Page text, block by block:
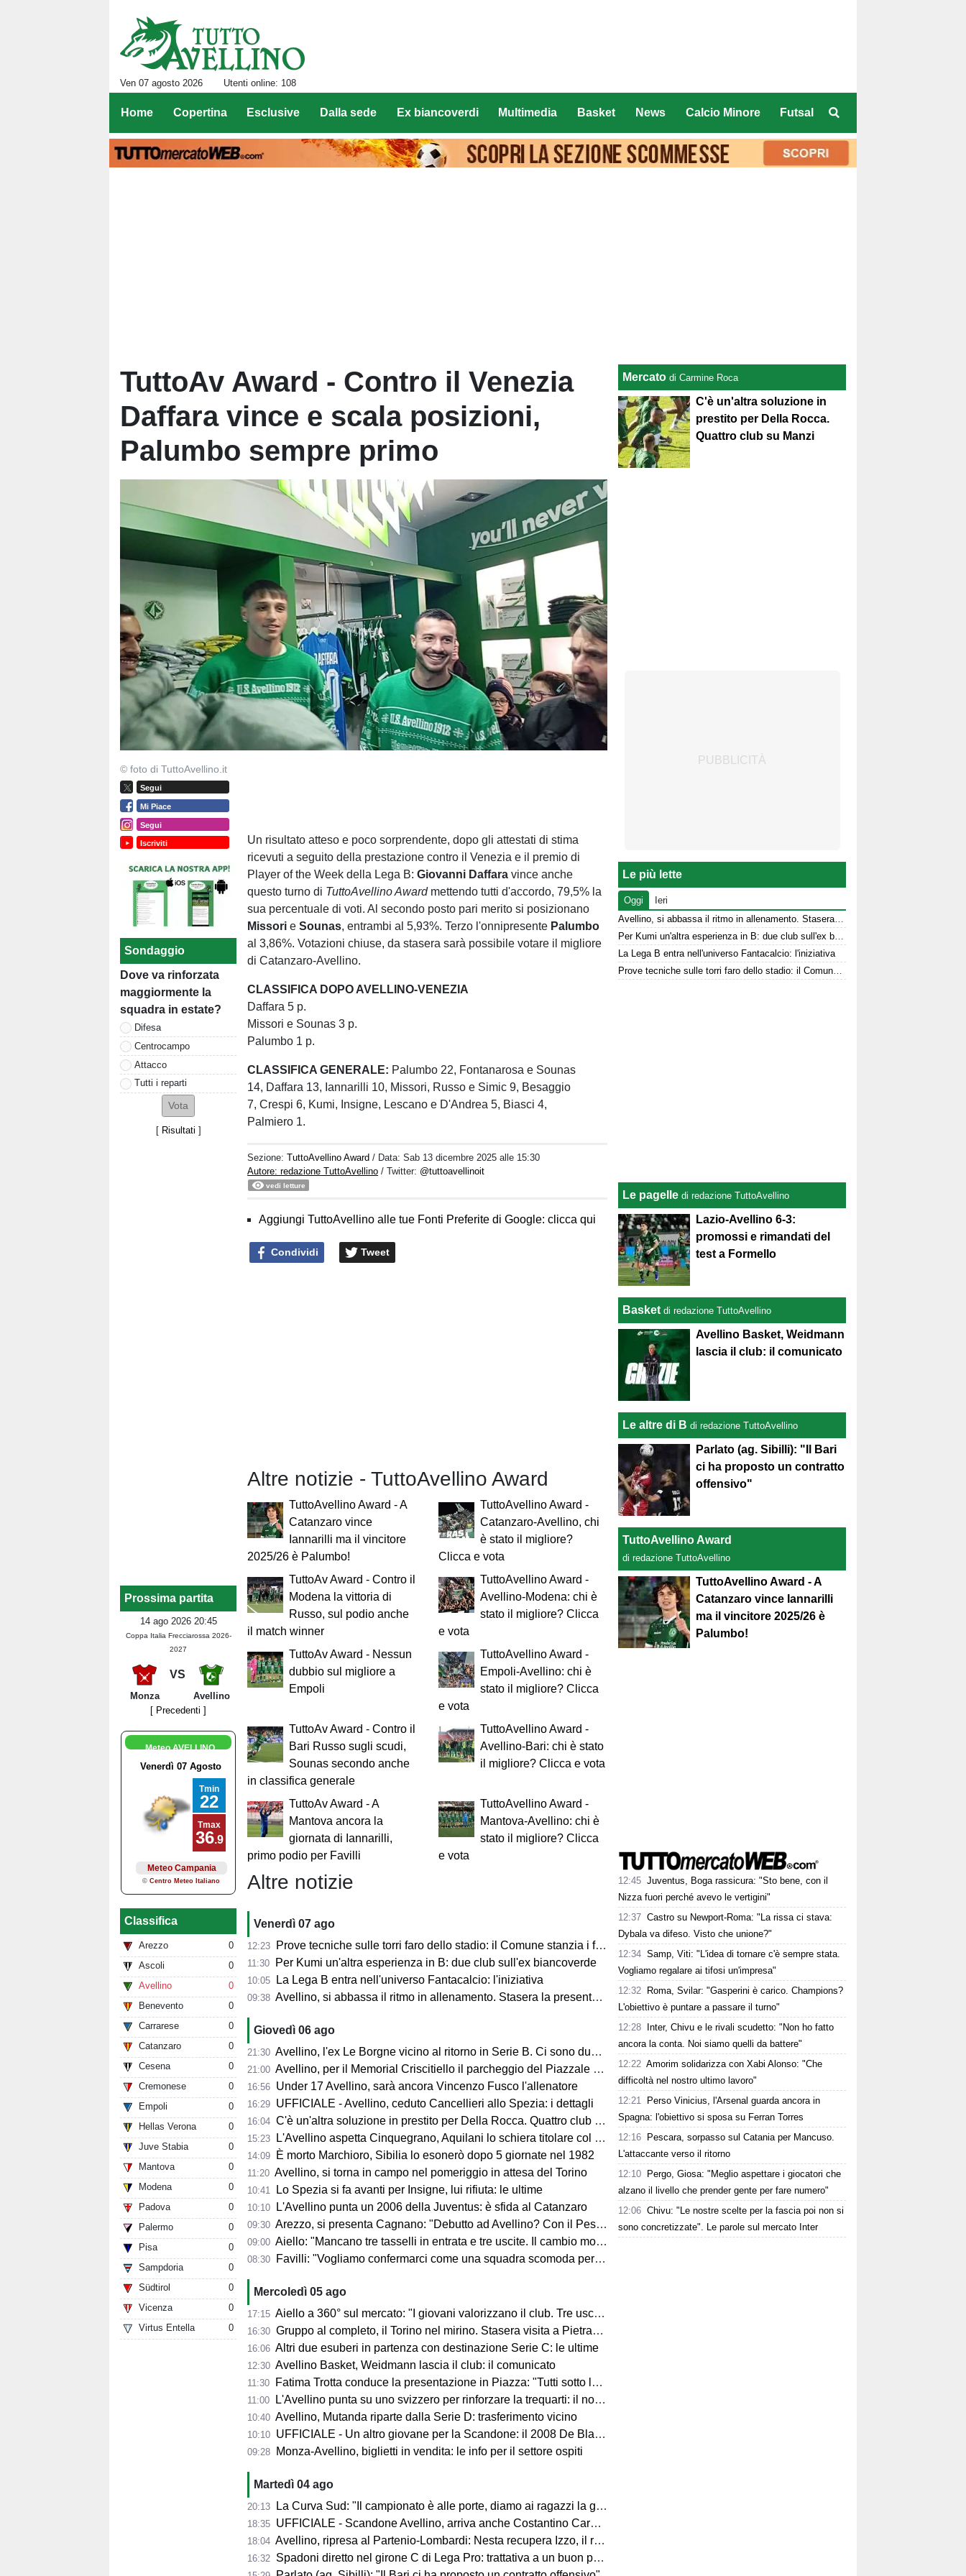
Ven 07 agosto 2026 Utenti online: 108
Home Copertina Esclusive Dalla sede Ex biancoverdi Multimedia Basket News Calcio Minore Futsal
TuttoAv Award - Contro il Venezia
Daffara vince e scala posizioni,
Palumbo sempre primo
© foto di TuttoAvellino.it
Segui
Mi Piace
Segui
Iscriviti
Sondaggio
Dove va rinforzata
maggiormente la
squadra in estate?
Difesa
Centrocampo
Attacco
Tutti i reparti
[ Risultati ]
Prossima partita
14 ago 2026 20:45
Coppa Italia Frecciarossa 2026-
2027
VS
Monza
Avellino
[ Precedenti ]
Meteo AVELLINO
Classifica
Arezzo
0
Ascoli
0
Avellino
0
Benevento
0
Carrarese
0
Catanzaro
0
Cesena
0
Cremonese
0
Empoli
0
Hellas Verona
0
Juve Stabia
0
Mantova
0
Modena
0
Padova
0
Palermo
0
Pisa
0
Sampdoria
0
Südtirol
0
Vicenza
0
Virtus Entella
0
Un risultato atteso e poco sorprendente, dopo gli attestati di stima
ricevuti a seguito della prestazione contro il Venezia e il premio di
Player of the Week della Lega B:Giovanni Daffara vince anche
questo turno di TuttoAvellino Awardmettendo tutti d'accordo, 79,5% la
sua percentuale di voti. Al secondo posto pari merito si posizionano
Missori eSounas, entrambi al 5,93%. Terzo l'onnipresente Palumbo
al 3,86%. Votazioni chiuse, da stasera sarà possibile votare il migliore
di Catanzaro-Avellino.
CLASSIFICA DOPO AVELLINO-VENEZIA
Daffara 5 p.
Missori e Sounas 3 p.
Palumbo 1 p.
CLASSIFICA GENERALE: Palumbo 22, Fontanarosa e Sounas
14, Daffara 13, Iannarilli 10, Missori, Russo e Simic 9, Besaggio
7, Crespi 6, Kumi, Insigne, Lescano e D'Andrea 5, Biasci 4,
Palmiero 1.
Sezione:TuttoAvellino Award / Data:Sab 13 dicembre 2025 alle 15:30
Autore: redazione TuttoAvellino / Twitter: @tuttoavellinoit
vedi letture
Aggiungi TuttoAvellino alle tue Fonti Preferite di Google: clicca qui
Condividi Tweet
Altre notizie - TuttoAvellino Award
TuttoAvellino Award - A
Catanzaro vince
Iannarilli ma il vincitore
2025/26 è Palumbo!
TuttoAvellino Award -
Catanzaro-Avellino, chi
è stato il migliore?
Clicca e vota
TuttoAv Award - Contro il
Modena la vittoria di
Russo, sul podio anche
il match winner
TuttoAvellino Award -
Avellino-Modena: chi è
stato il migliore? Clicca
e vota
TuttoAv Award - Nessun
dubbio sul migliore a
Empoli
TuttoAvellino Award -
Empoli-Avellino: chi è
stato il migliore? Clicca
e vota
TuttoAv Award - Contro il
Bari Russo sugli scudi,
Sounas secondo anche
in classifica generale
TuttoAvellino Award -
Avellino-Bari: chi è stato
il migliore? Clicca e vota
TuttoAv Award - A
Mantova ancora la
giornata di Iannarilli,
primo podio per Favilli
TuttoAvellino Award -
Mantova-Avellino: chi è
stato il migliore? Clicca
e vota
Altre notizie
Venerdì 07 ago
12:23 Prove tecniche sulle torri faro dello stadio: il Comune stanzia i fondi
11:30 Per Kumi un'altra esperienza in B: due club sull'ex biancoverde
10:05 La Lega B entra nell'universo Fantacalcio: l'iniziativa
09:38 Avellino, si abbassa il ritmo in allenamento. Stasera la presentazione in Piazza
Giovedì 06 ago
21:30 Avellino, l'ex Le Borgne vicino al ritorno in Serie B. Ci sono due club sul francese
21:00 Avellino, per il Memorial Criscitiello il parcheggio del Piazzale degli Irpini è occupato. I tifosi possono parcheggiare al Campo Genova
16:56 Under 17 Avellino, sarà ancora Vincenzo Fusco l'allenatore
16:29 UFFICIALE - Avellino, ceduto Cancellieri allo Spezia: i dettagli
16:04 C'è un'altra soluzione in prestito per Della Rocca. Quattro club su Manzi
15:23 L'Avellino aspetta Cinquegrano, Aquilani lo schiera titolare col Sassuolo
14:09 È morto Marchioro, Sibilia lo esonerò dopo 5 giornate nel 1982
11:20 Avellino, si torna in campo nel pomeriggio in attesa del Torino
10:41 Lo Spezia si fa avanti per Insigne, lui rifiuta: le ultime
10:10 L'Avellino punta un 2006 della Juventus: è sfida al Catanzaro
09:30 Arezzo, si presenta Cagnano: "Debutto ad Avellino? Con il Pescara andò bene. Gol dell'ex? Ho rispetto per la piazza e i compagni, non esulterei"
09:00 Aiello: "Mancano tre tasselli in entrata e tre uscite. Il cambio modulo? Una squadra camaleontica non dà punti di riferimento". Sull'esterno e il trequartista...
08:30 Favilli: "Vogliamo confermarci come una squadra scomoda per tutti. La concorrenza ben venga. Io mi sento bene"
Mercoledì 05 ago
17:15 Aiello a 360° sul mercato: "I giovani valorizzano il club. Tre uscite ancora da fare". Sul modulo, la difesa, Licina e Marina...
16:30 Gruppo al completo, il Torino nel mirino. Stasera visita a Pietrastornina
16:06 Altri due esuberi in partenza con destinazione Serie C: le ultime
12:30 Avellino Basket, Weidmann lascia il club: il comunicato
11:30 Fatima Trotta conduce la presentazione in Piazza: "Tutti sotto lo stesso cielo"
11:00 L'Avellino punta su uno svizzero per rinforzare la trequarti: il nome
10:40 Avellino, Mutanda riparte dalla Serie D: trasferimento vicino
10:10 UFFICIALE - Un altro giovane per la Scandone: il 2008 De Blasio
09:28 Monza-Avellino, biglietti in vendita: le info per il settore ospiti
Martedì 04 ago
20:13 La Curva Sud: "Il campionato è alle porte, diamo ai ragazzi la giusta carica"
18:35 UFFICIALE - Scandone Avellino, arriva anche Costantino Carullo
18:04 Avellino, ripresa al Partenio-Lombardi: Nesta recupera Izzo, il report
16:32 Spadoni diretto nel girone C di Lega Pro: trattativa a un buon punto
Mercato di Carmine Roca
C'è un'altra soluzione in
prestito per Della Rocca.
Quattro club su Manzi
Le più lette
Oggi
Ieri
Avellino, si abbassa il ritmo in allenamento. Stasera la presentazione in Piazza
Per Kumi un'altra esperienza in B: due club sull'ex biancoverde
La Lega B entra nell'universo Fantacalcio: l'iniziativa
Prove tecniche sulle torri faro dello stadio: il Comune stanzia i fondi
Le pagelle di redazione TuttoAvellino
Lazio-Avellino 6-3:
promossi e rimandati del
test a Formello
Basket di redazione TuttoAvellino
Avellino Basket, Weidmann
lascia il club: il comunicato
Le altre di B di redazione TuttoAvellino
Parlato (ag. Sibilli): "Il Bari
ci ha proposto un contratto
offensivo"
TuttoAvellino Award
di redazione TuttoAvellino
TuttoAvellino Award - A
Catanzaro vince Iannarilli
ma il vincitore 2025/26 è
Palumbo!
12:45 Juventus, Boga rassicura: "Sto bene, con il
Nizza fuori perché avevo le vertigini"
12:37 Castro su Newport-Roma: "La rissa ci stava:
Dybala va difeso. Visto che unione?"
12:34 Samp, Viti: "L'idea di tornare c'è sempre stata.
Vogliamo regalare ai tifosi un'impresa"
12:32
Roma, Svilar: "Gasperini è carico. Champions?
L'obiettivo è puntare a passare il turno"
12:28
Inter, Chivu e le rivali scudetto: "Non ho fatto
ancora la conta. Noi siamo quelli da battere"
12:22 Amorim solidarizza con Xabi Alonso: "Che
difficoltà nel nostro ultimo lavoro"
12:21
Perso Vinicius, l'Arsenal guarda ancora in
Spagna: l'obiettivo si sposa su Ferran Torres
12:16
Pescara, sorpasso sul Catania per Mancuso.
L'attaccante verso il ritorno
12:10
Pergo, Giosa: "Meglio aspettare i giocatori che
alzano il livello che prender gente per fare numero"
12:06 Chivu: "Le nostre scelte per la fascia poi non si
sono concretizzate". Le parole sul mercato Inter